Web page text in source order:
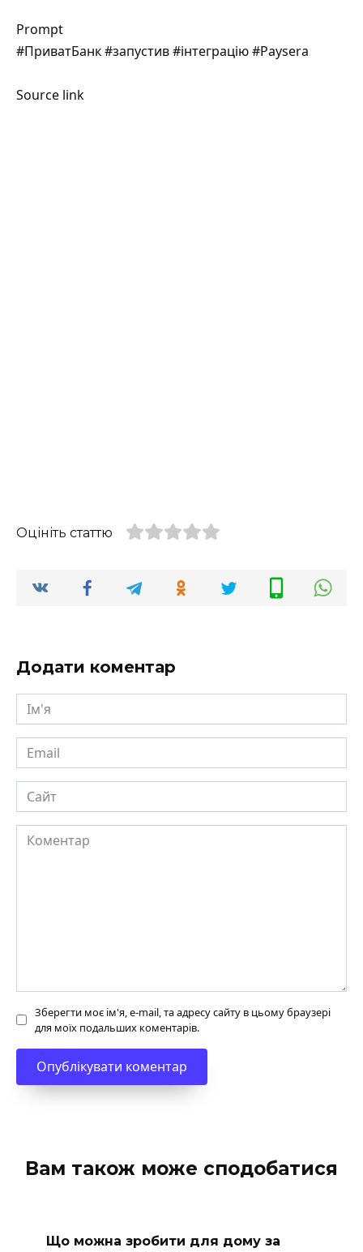
Prompt
#ПриватБанк #запустив #інтеграцію #Paysera
Source link
Оцініть статтю
Додати коментар
Ім'я
Email
Сайт
Коментар
Зберегти моє ім'я, e-mail, та адресу сайту в цьому браузері
для моїх подальших коментарів.
Вам також може сподобатися
Що можна зробити для дому за